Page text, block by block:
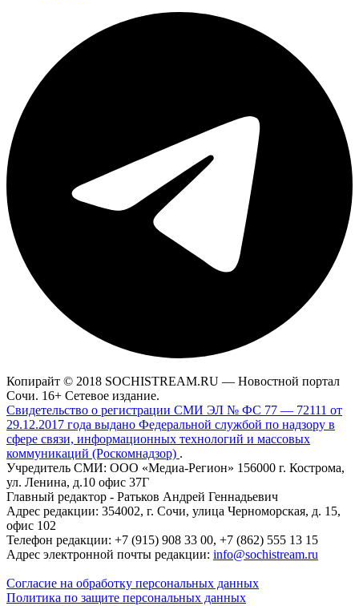
Копирайт © 2018 SOCHISTREAM.RU — Новостной портал
Сочи. 16+ Сетевое издание.
Свидетельство о регистрации СМИ ЭЛ № ФС 77 — 72111 от
29.12.2017 года выдано Федеральной службой по надзору в
сфере связи, информационных технологий и массовых
коммуникаций (Роскомнадзор) .
Учредитель СМИ: ООО «Медиа-Регион» 156000 г. Кострома,
ул. Ленина, д.10 офис 37Г
Главный редактор - Ратьков Андрей Геннадьевич
Адрес редакции: 354002, г. Сочи, улица Черноморская, д. 15,
офис 102
Телефон редакции: +7 (915) 908 33 00, +7 (862) 555 13 15
Адрес электронной почты редакции: info@sochistream.ru
Согласие на обработку персональных данных
Политика по защите персональных данных